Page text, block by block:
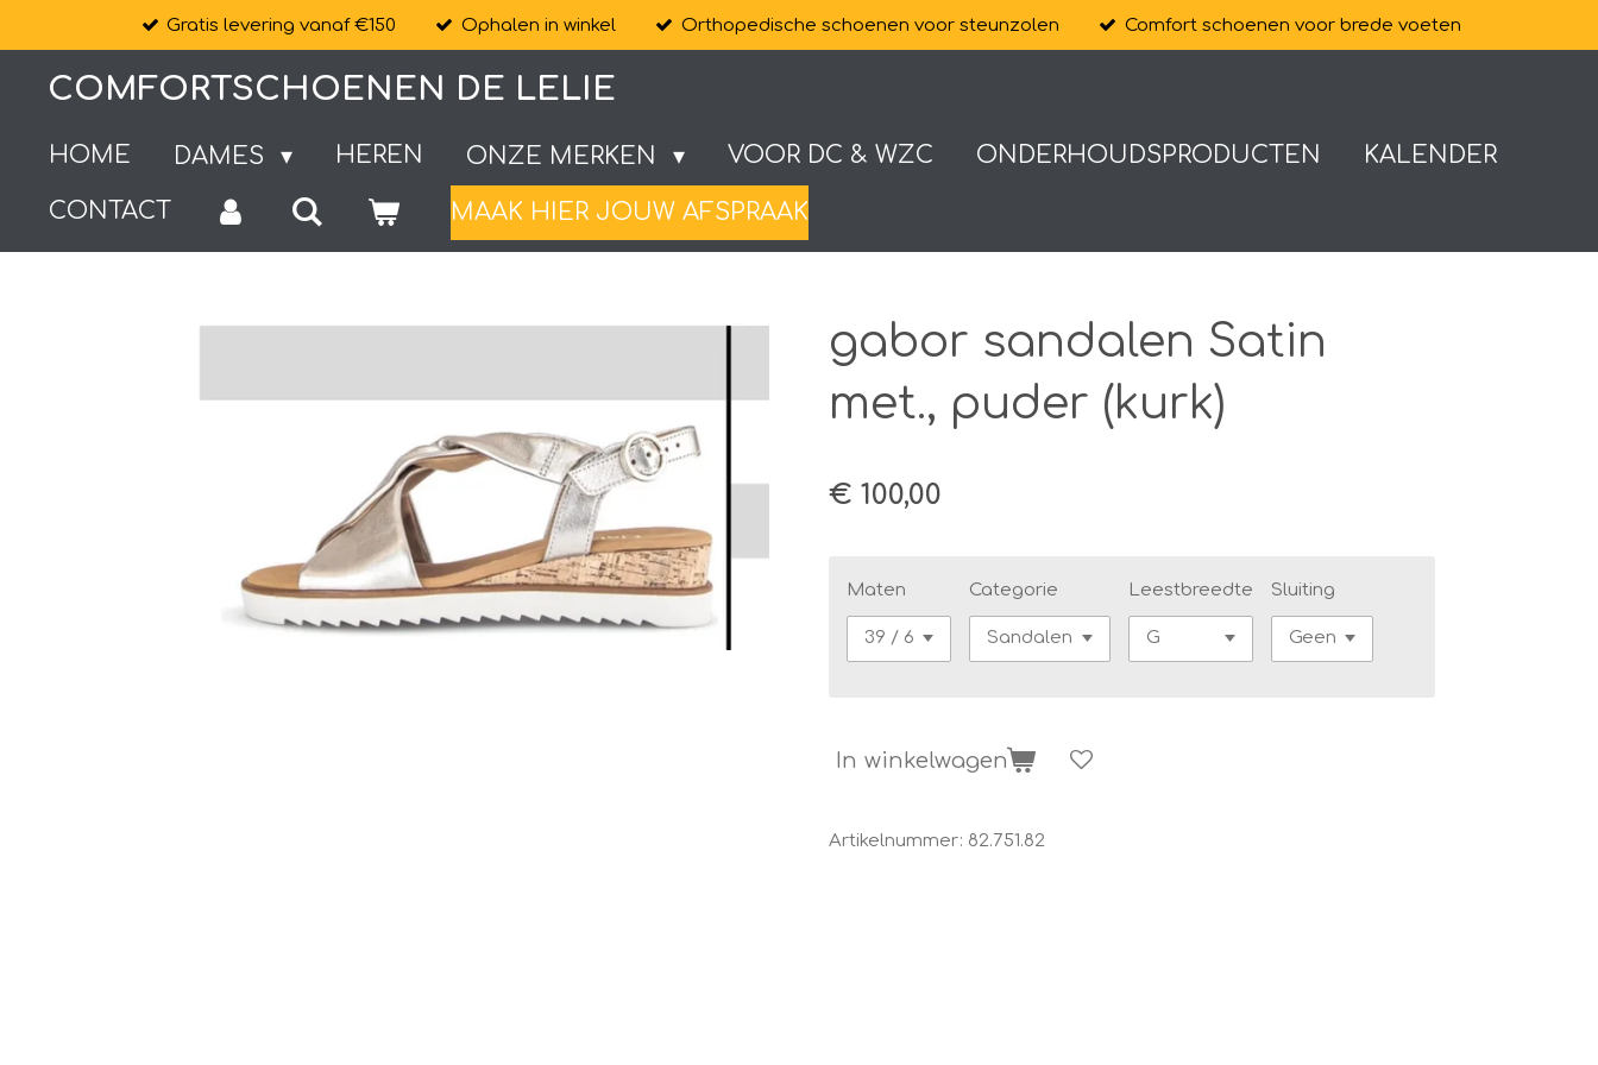
hoofdinhoud
Gratis levering vanaf €150 Ophalen in winkel Orthopedische schoenen voor steunzolen Comfort schoenen voor brede voeten
COMFORTSCHOENEN DE LELIE
HOME DAMES HEREN ONZE MERKEN VOOR DC & WZC ONDERHOUDSPRODUCTEN KALENDER
CONTACT MAAK HIER JOUW AFSPRAAK
gabor sandalen Satin
met., puder (kurk)
€ 100,00
Maten Categorie Leestbreedte Sluiting
In winkelwagen
Artikelnummer: 82.751.82